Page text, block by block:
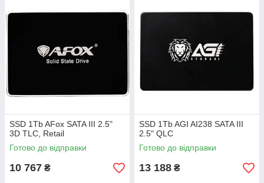
SSD 1Tb AFox SATA III 2.5"
3D TLC, Retail
Готово до відправки
10 767 ₴
SSD 1Tb AGI AI238 SATA III
2.5" QLC
Готово до відправки
13 188 ₴